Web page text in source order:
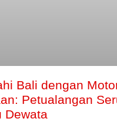
Bali dengan
Petualangan
Dewata